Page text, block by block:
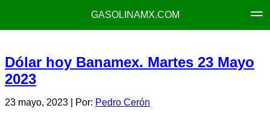
GASOLINAMX.COM
Dólar hoy Banamex. Martes 23 Mayo
2023
23 mayo, 2023 | Por: Pedro Cerón